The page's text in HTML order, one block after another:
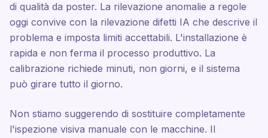
di qualità da poster. La rilevazione anomalie a regole
oggi convive con la rilevazione difetti IA che descrive il
problema e imposta limiti accettabili. L'installazione è
rapida e non ferma il processo produttivo. La
calibrazione richiede minuti, non giorni, e il sistema
può girare tutto il giorno.
Non stiamo suggerendo di sostituire completamente
l'ispezione visiva manuale con le macchine. Il